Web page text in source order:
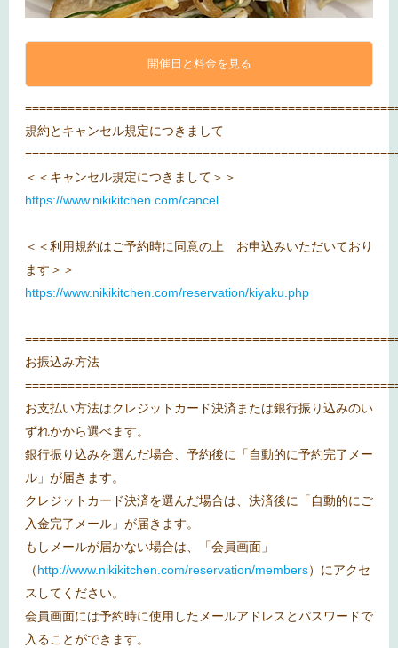
開催日と料金を見る
規約とキャンセル規定につきまして
＜＜キャンセル規定につきまして＞＞
https://www.nikikitchen.com/cancel
＜＜利用規約はご予約時に同意の上 お申込みいただいており
ます＞＞
https://www.nikikitchen.com/reservation/kiyaku.php
お振込み方法
お支払い方法はクレジットカード決済または銀行振り込みのい
ずれかから選べます。
銀行振り込みを選んだ場合、予約後に「自動的に予約完了メー
ル」が届きます。
クレジットカード決済を選んだ場合は、決済後に「自動的にご
入金完了メール」が届きます。
もしメールが届かない場合は、「会員画面」
（http://www.nikikitchen.com/reservation/members）にアクセ
スしてください。
会員画面には予約時に使用したメールアドレスとパスワードで
入ることができます。